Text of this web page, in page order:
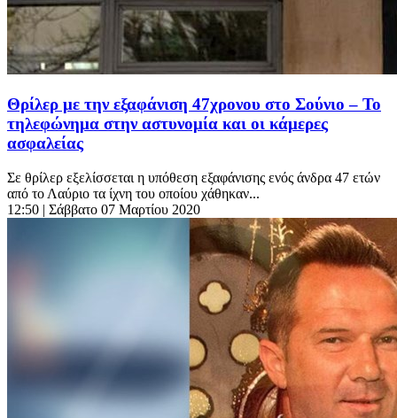
Θρίλερ με την εξαφάνιση 47χρονου στο Σούνιο – Το
τηλεφώνημα στην αστυνομία και οι κάμερες
ασφαλείας
Σε θρίλερ εξελίσσεται η υπόθεση εξαφάνισης ενός άνδρα 47 ετών
από το Λαύριο τα ίχνη του οποίου χάθηκαν...
12:50 | Σάββατο 07 Μαρτίου 2020